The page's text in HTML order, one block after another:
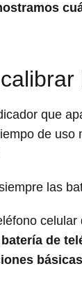
que
de
las
de